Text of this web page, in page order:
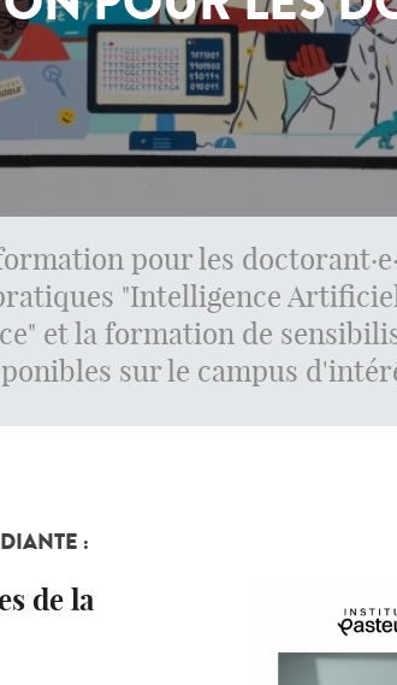
pour les
"Intelligence
et la formation de
sur le campus
:
de la